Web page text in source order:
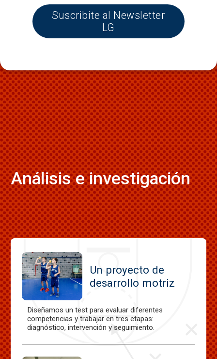
Suscribite al Newsletter
LG
Análisis e investigación
Un proyecto de
desarrollo motriz
Diseñamos un test para evaluar diferentes
competencias y trabajar en tres etapas:
diagnóstico, intervención y seguimiento.